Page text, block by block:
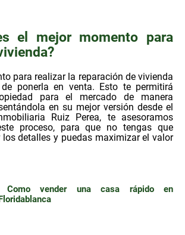
el mejor momento para
para realizar la reparación de vivienda
ponerla en venta. Esto te permitirá
para el mercado de manera
en su mejor versión desde el
Ruiz Perea, te asesoramos
proceso, para que no tengas que
los detalles y puedas maximizar el valor
Como vender una casa rápido en